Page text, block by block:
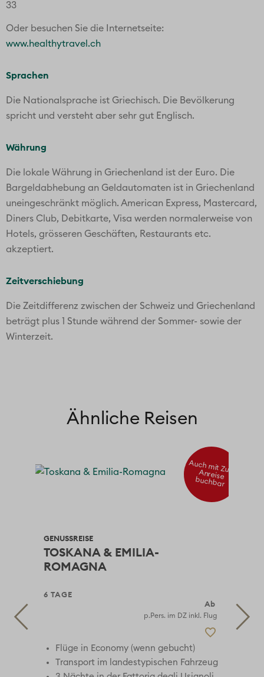
33
Oder besuchen Sie die Internetseite:
www.healthytravel.ch
Sprachen
Die Nationalsprache ist Griechisch. Die Bevölkerung
spricht und versteht aber sehr gut Englisch.
Währung
Die lokale Währung in Griechenland ist der Euro. Die
Bargeldabhebung an Geldautomaten ist in Griechenland
uneingeschränkt möglich. American Express, Mastercard,
Diners Club, Debitkarte, Visa werden normalerweise von
Hotels, grösseren Geschäften, Restaurants etc.
akzeptiert.
Zeitverschiebung
Die Zeitdifferenz zwischen der Schweiz und Griechenland
beträgt plus 1 Stunde während der Sommer- sowie der
Winterzeit.
Ähnliche Reisen
GENUSSREISE
TOSKANA & EMILIA-
ROMAGNA
Auch mit Zug-
Anreise
buchbar
6 TAGE
p.Pers. im DZ inkl. Flug
Flüge in Economy (wenn gebucht)
Transport im landestypischen Fahrzeug